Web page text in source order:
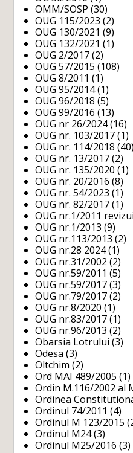
OMM/SOSP (30)
OUG 115/2023 (2)
OUG 130/2021 (9)
OUG 132/2021 (1)
OUG 2/2017 (2)
OUG 57/2015 (108)
OUG 8/2011 (1)
OUG 95/2014(1)
OUG 96/2018 (5)
OUG 99/2016 (13)
OUG nr 26/2024(16)
OUG nr. 103/2017 (1)
OUG nr. 114/2018 (40)
OUG nr. 13/2017 (2)
OUG nr. 135/2020 (1)
OUG nr. 20/2016 (8)
OUG nr. 54/2023 (1)
OUG nr. 82/2017 (1)
OUG nr.1/2011
OUG nr.1/2013 (9)
OUG nr.113/2013 (2)
OUG nr.28 2024(1)
OUG nr.31/2002 (2)
OUG nr.59/2011 (5)
OUG nr.59/2017 (3)
OUG nr.79/2017 (2)
OUG nr.8/2020 (1)
OUG nr.83/2017 (1)
OUG nr.96/2013 (2)
Obarsia Lotrului (3)
Odesa (3)
Oltchim (2)
Ord MAI 489/2005 (1)
Ordin M.116/2002 al
Ordinea
Ordinul 74/2011 (4)
Ordinul M 123/2015
Ordinul M24(3)
Ordinul M25/2016 (3)